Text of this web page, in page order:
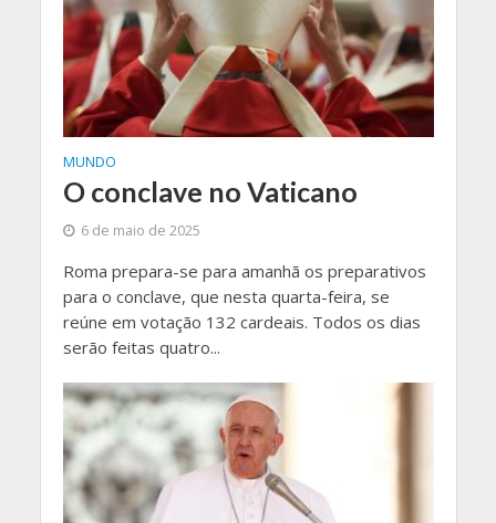
MUNDO
O conclave no Vaticano
6 de maio de 2025
Roma prepara-se para amanhã os preparativos
para o conclave, que nesta quarta-feira, se
reúne em votação 132 cardeais. Todos os dias
serão feitas quatro...